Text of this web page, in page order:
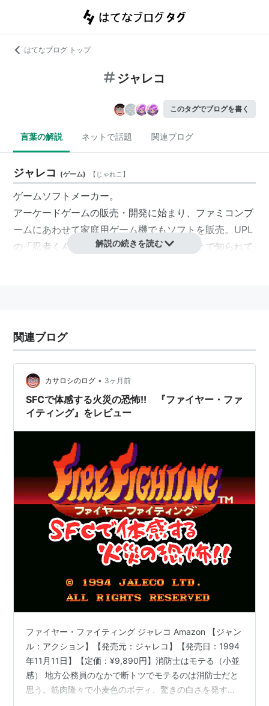
はてなブログ トップ
ジャレコ
このタグでブログを書く
言葉の解説 ネットで話題 関連ブログ
ジャレコ (ゲーム) 【 じゃれこ 】
ゲームソフトメーカー。
アーケードゲームの販売・開発に始まり、ファミコンブ
ームにあわせて家庭用ゲーム機でもソフトを販売。 UPL
の「忍者くん
」をファミコンに移植したことで知られて
実際にSTEPSやブリットニー・スピアーズなどの楽曲を
使っている。
10月に「高速機動隊」をPS2で販売している。
2000年にPCCWジャパンに買収されて社名としてのジ
ャレコは一旦消滅したものの、2004年よりPCCWジャ
パンがジャレコへと社名を変更した。
2009年はゲームヤロウの完全子会社に入った。
2013年にジャレコの知的財産権は
へと譲渡された。
2014年に親会社のゲームヤロウが破産されたため、子
会社のジャレコも消滅した。
解説の続きを読む
関連ブログ
カサロシのログ • 3ヶ月前
SFCで体感する火災の恐怖!! 『ファイヤー・ファ
イティング』をレビュー
ファイヤー・ファイティング ジャレコ Amazon 【ジャン
ル：アクション】【発売元：ジャレコ】【発売日：1994
年11月11日】【定価：¥9,890円】消防士はモテる（小並
感） 地方公務員のなかで断トツでモテるのは消防士だと
思う。筋肉隆々で小麦色のボディ、驚きの白さを発する